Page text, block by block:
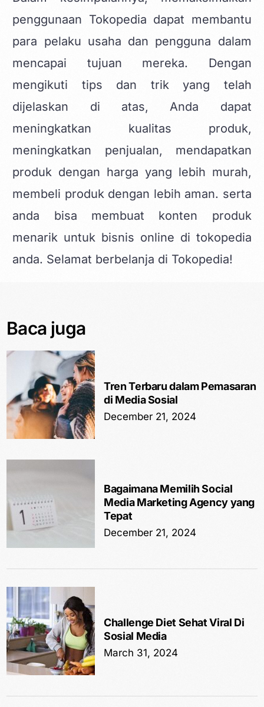
penggunaan Tokopedia dapat membantu
para pelaku usaha dan pengguna dalam
mencapai tujuan mereka. Dengan
mengikuti tips dan trik yang telah
dijelaskan di atas, Anda dapat
meningkatkan kualitas produk,
meningkatkan penjualan, mendapatkan
produk dengan harga yang lebih murah,
membeli produk dengan lebih aman. serta
anda bisa membuat konten produk
menarik untuk bisnis online di tokopedia
anda. Selamat berbelanja di Tokopedia!
Baca juga
Tren Terbaru dalam Pemasaran
di Media Sosial
December 21, 2024
Bagaimana Memilih Social
Media Marketing Agency yang
Tepat
December 21, 2024
Challenge Diet Sehat Viral Di
Sosial Media
March 31, 2024